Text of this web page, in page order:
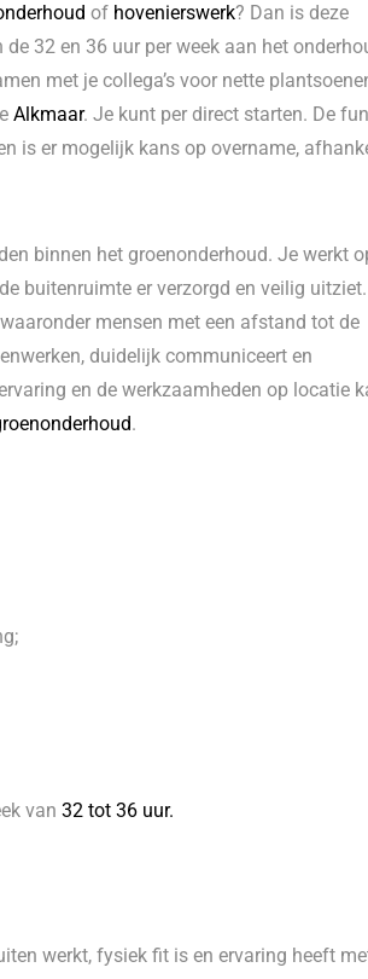
of hovenierswerk? Dan is deze
32 en 36 uur per week aan het
met je collega’s voor nette
Alkmaar. Je kunt per direct starten. De
is er mogelijk kans op overname,
binnen het groenonderhoud. Je werkt
buitenruimte er verzorgd en veilig
mensen met een afstand tot de
duidelijk communiceert en
en de werkzaamheden op locatie
.
van 32 tot 36 uur.
werkt, fysiek fit is en ervaring heeft